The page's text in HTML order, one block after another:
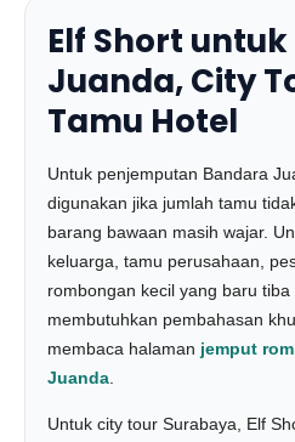
Elf Short
Juanda, City
Tamu Hotel
Untuk penjemputan Bandara
digunakan jika jumlah tamu
barang bawaan masih wajar.
keluarga, tamu perusahaan,
rombongan kecil yang baru
membutuhkan pembahasan
membaca halaman jemput
Juanda
Untuk city tour Surabaya, Elf